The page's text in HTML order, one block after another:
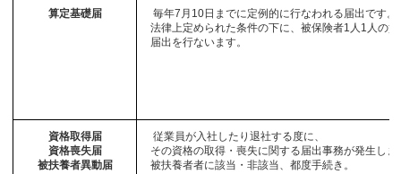
算定基礎届
毎年7月10日までに定例的に行なわれる届出です。
法律上定められた条件の下に、被保険者1人1人の
届出を行ないます。
資格取得届
資格喪失届
被扶養者異動届
従業員が入社したり退社する度に、
その資格の取得・喪失に関する届出事務が発生しま
被扶養者者に該当・非該当、都度手続き。